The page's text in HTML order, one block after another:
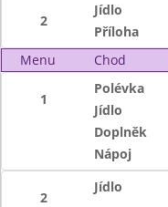
2
Jídlo
Příloha
Menu
Chod
1
Polévka
Jídlo
Doplněk
Nápoj
2
Jídlo